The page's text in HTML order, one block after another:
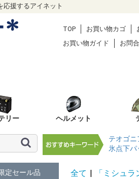
応援するアイネット
TOP お買い物カゴ
お買い物ガイド
お問
リー ヘルメット
テオゴニ
氷点下パ
定セール品 全て
「ミシュ